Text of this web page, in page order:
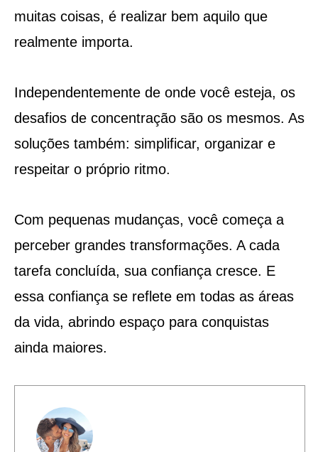
muitas coisas, é realizar bem aquilo que
realmente importa.
Independentemente de onde você esteja, os
desafios de concentração são os mesmos. As
soluções também: simplificar, organizar e
respeitar o próprio ritmo.
Com pequenas mudanças, você começa a
perceber grandes transformações. A cada
tarefa concluída, sua confiança cresce. E
essa confiança se reflete em todas as áreas
da vida, abrindo espaço para conquistas
ainda maiores.